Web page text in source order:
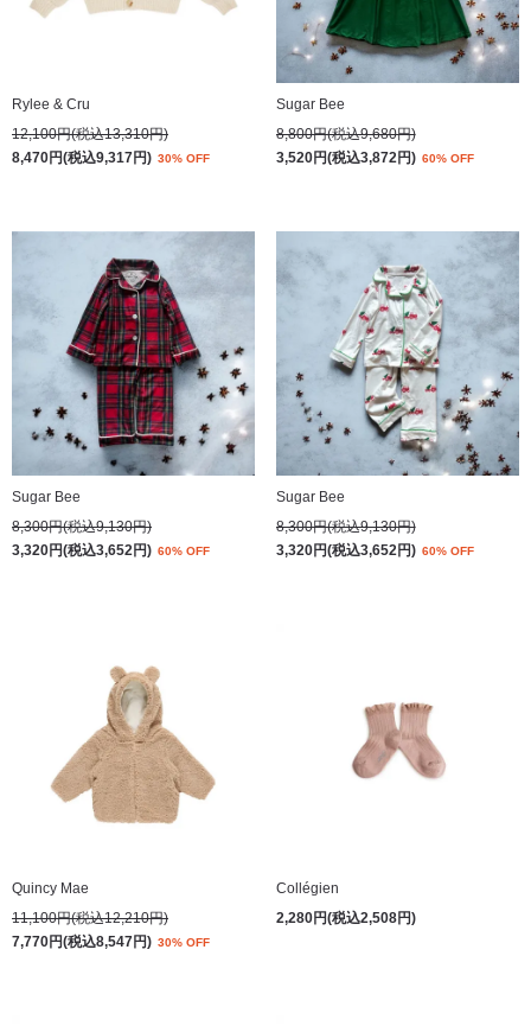
Rylee & Cru
12,100円(税込13,310円)
8,470円(税込9,317円) 30% OFF
Sugar Bee
8,800円(税込9,680円)
3,520円(税込3,872円) 60% OFF
Sugar Bee
8,300円(税込9,130円)
3,320円(税込3,652円) 60% OFF
Sugar Bee
8,300円(税込9,130円)
3,320円(税込3,652円) 60% OFF
Quincy Mae
11,100円(税込12,210円)
7,770円(税込8,547円) 30% OFF
Collégien
2,280円(税込2,508円)